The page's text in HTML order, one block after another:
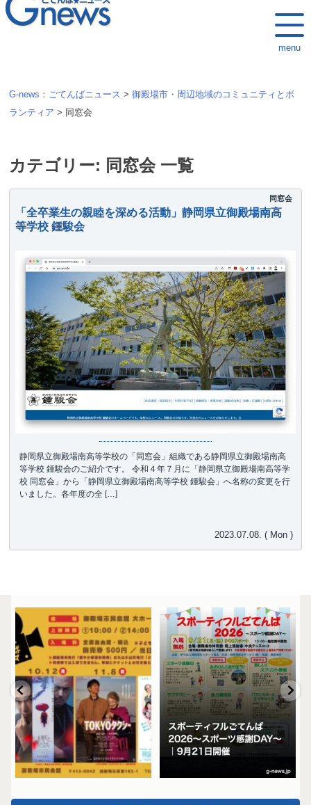
menu
G-news：ごてんばニュース > 御殿場市・周辺地域のコミュニティとボ
ランティア > 同窓会
カテゴリー: 同窓会一覧
同窓会
「全卒業生の親睦を深める活動」静岡県立御殿場南高
等学校 鍾駿会
静岡県立御殿場南高等学校の「同窓会」組織である静岡県立御殿場南高
等学校 鍾駿会のご紹介です。 令和４年７月に「静岡県立御殿場南高等学
校 同窓会」から「静岡県立御殿場南高等学校 鍾駿会」へ名称の変更を行
いました。各年度の全 […]
2023.07.08. ( Mon )